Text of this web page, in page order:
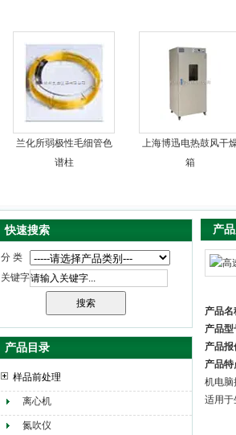
兰化所弱极性毛细管色
谱柱
上海博迅电热鼓风干
箱
快速搜索
分 类
关键字
产品目录
样品前处理
离心机
氮吹仪
产
产品名
产品型
产品报
产品特
机电脑
适用于